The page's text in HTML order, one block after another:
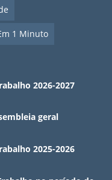
1 Minuto
2026-2027
geral
2025-2026